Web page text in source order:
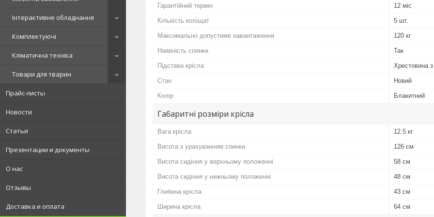
Інтерактивне обладнання
Комплектуючі
Кліматична техніка
Товари для тварин
Прайс-листы
Новости
Статьи
Презентации и документы
О нас
Отзывы
Доставка и оплата
Гарантійний термін 12 міс
Кількість коліщат 5 шт.
Максимально допустиме навантаження 120 кг
Наявність спинки Так
Підстава крісла Хрестовина
Стан Новий
Колір Блакитний
Габаритні розміри крісла
Вага крісла 12.5 кг
Висота з урахуванням спинки 126 см
Висота сидіння у верхньому положенні 58 см
Висота сидіння у нижньому положенні 48 см
Глибина крісла 43 см
Ширина крісла 64 см